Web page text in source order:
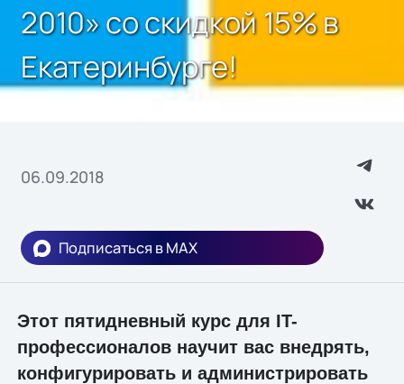
2010» со скидкой 15% в
Екатеринбурге!
06.09.2018
Подписаться в MAX
Этот пятидневный курс для IT-
профессионалов научит вас внедрять,
конфигурировать и администрировать